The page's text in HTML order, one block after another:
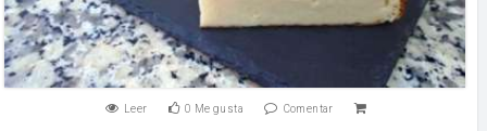
Leer 0 Me gusta Comentar